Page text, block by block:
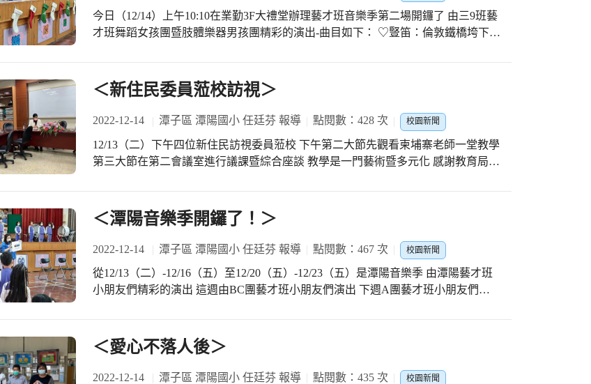
今日（12/14）上午10:10在業勤3F大禮堂辦理藝才班音樂季第二場開鑼了 由三9班藝
才班舞蹈女孩團暨肢體樂器男孩團精彩的演出-曲目如下： ♡豎笛：倫敦鐵橋垮下來
組長溝通聯繫與協助 感謝今日與會的班級及小朋友們前往聆聽 感謝班級導師的帶領
及協助生活常規 明天同一時間由四10班藝才班小朋友演出 歡迎全校師生們踴躍前往
聆聽 給予藝才班小朋友加油打氣喔！
＜新住民委員蒞校訪視＞
2022-12-14 潭子區 潭陽國小 任廷芬 報導 點閱數：428 次 校園新聞
12/13（二）下午四位新住民訪視委員蒞校 下午第二大節先觀看柬埔寨老師一堂教學
第三大節在第二會議室進行議課暨綜合座談 教學是一門藝術暨多元化 感謝教育局長
涵養國際化的視野 增進國家競爭力並與世界接軌
＜潭陽音樂季開鑼了！＞
2022-12-14 潭子區 潭陽國小 任廷芬 報導 點閱數：467 次 校園新聞
從12/13（二）-12/16（五）至12/20（五）-12/23（五）是潭陽音樂季 由潭陽藝才班
小朋友們精彩的演出 這週由BC團藝才班小朋友們演出 下週A團藝才班小朋友們精
吟老師用英文開場令人耳目一新 過程中雙語教學融入藝文領域 三10藝才班小朋友雖
然年紀小但志氣高 樂器吹奏毫無冷場臺上還有小朋友唱跳暨與現場小朋友們一起唱
跳歡樂 明天10:10同一場地還有精彩的表演 歡迎全校師生們前往聆聽 就是給予藝才
＜愛心不落人後＞
2022-12-14 潭子區 潭陽國小 任廷芬 報導 點閱數：435 次 校園新聞